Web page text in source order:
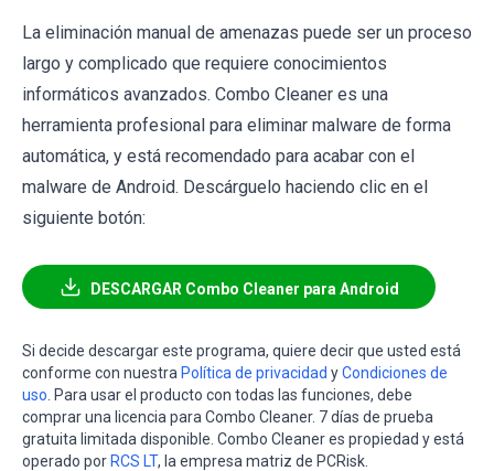
La eliminación manual de amenazas puede ser un proceso
largo y complicado que requiere conocimientos
informáticos avanzados. Combo Cleaner es una
herramienta profesional para eliminar malware de forma
automática, y está recomendado para acabar con el
malware de Android. Descárguelo haciendo clic en el
siguiente botón:
DESCARGAR Combo Cleaner para Android
Si decide descargar este programa, quiere decir que usted está
conforme con nuestra Política de privacidad yCondiciones de
uso . Para usar el producto con todas las funciones, debe
comprar una licencia para Combo Cleaner. 7 días de prueba
gratuita limitada disponible. Combo Cleaner es propiedad y está
operado por RCS LT, la empresa matriz de PCRisk.